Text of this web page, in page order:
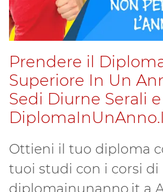
Prendere il
Superiore In Un
Sedi Diurne Serali
Ottieni il tuo diploma
tuoi studi con i corsi di
diplomainunanno.it a